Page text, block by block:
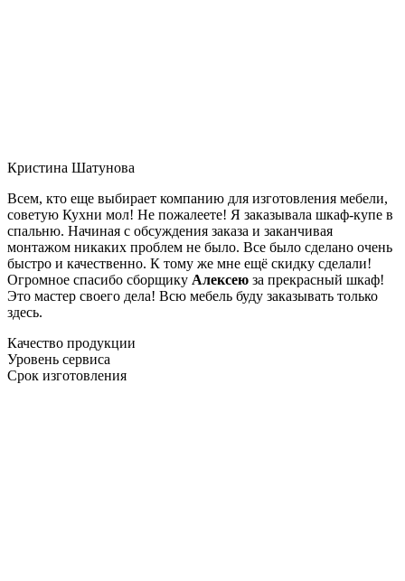
Кристина Шатунова
Всем, кто еще выбирает компанию для изготовления мебели,
советую Кухни мол! Не пожалеете! Я заказывала шкаф-купе в
спальню. Начиная с обсуждения заказа и заканчивая
монтажом никаких проблем не было. Все было сделано очень
быстро и качественно. К тому же мне ещё скидку сделали!
Огромное спасибо сборщику Алексею за прекрасный шкаф!
Это мастер своего дела! Всю мебель буду заказывать только
здесь.
Качество продукции
Уровень сервиса
Срок изготовления